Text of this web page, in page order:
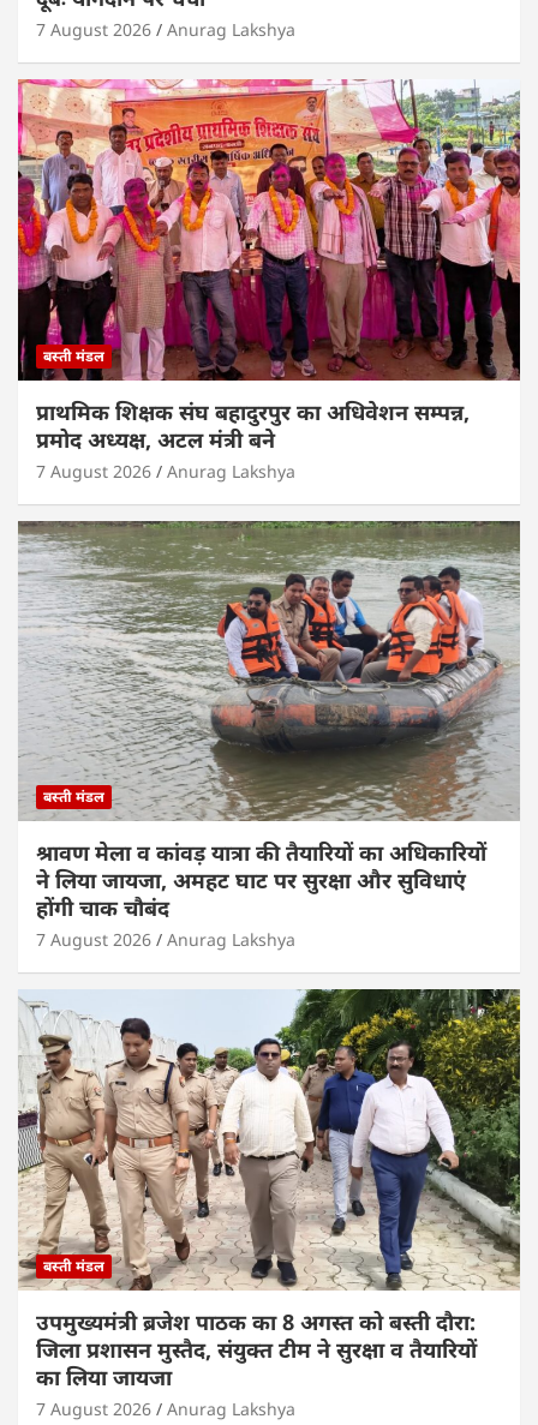
7 August 2026 Anurag Lakshya
बस्ती मंडल
प्राथमिक शिक्षक संघ बहादुरपुर का अधिवेशन सम्पन्न,
प्रमोद अध्यक्ष, अटल मंत्री बने
7 August 2026 Anurag Lakshya
बस्ती मंडल
श्रावण मेला व कांवड़ यात्रा की तैयारियों का अधिकारियों
ने लिया जायजा, अमहट घाट पर सुरक्षा और सुविधाएं
होंगी चाक चौबंद
7 August 2026 Anurag Lakshya
बस्ती मंडल
उपमुख्यमंत्री ब्रजेश पाठक का 8 अगस्त को बस्ती दौरा:
जिला प्रशासन मुस्तैद, संयुक्त टीम ने सुरक्षा व तैयारियों
का लिया जायजा
7 August 2026 Anurag Lakshya